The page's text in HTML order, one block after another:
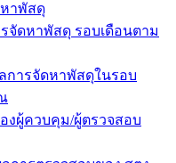
าพัสดุ
จัดหาพัสดุ รอบเดือนตาม
การจัดหาพัสดุในรอบ
งผู้ควบคุม/ผู้ตรวจสอบ